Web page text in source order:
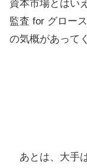
資本市場とはい
監査 for グロー
の気概があって
あとは、大手